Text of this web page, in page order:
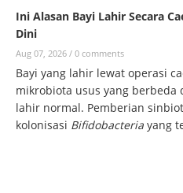
Ini Alasan Bayi Lahir Secara
Dini
Aug 07, 2026 / 0 comments
Bayi yang lahir lewat operasi
mikrobiota usus yang berbeda
lahir normal. Pemberian
kolonisasi Bifidobacteria yang